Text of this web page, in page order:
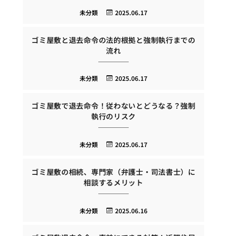
2025.06.17
未分類
ゴミ屋敷と退去命令の法的根拠と強制執行までの
流れ
2025.06.17
未分類
ゴミ屋敷で退去命令！従わないとどうなる？強制
執行のリスク
2025.06.17
未分類
ゴミ屋敷の相続、専門家（弁護士・司法書士）に
相談するメリット
2025.06.16
未分類